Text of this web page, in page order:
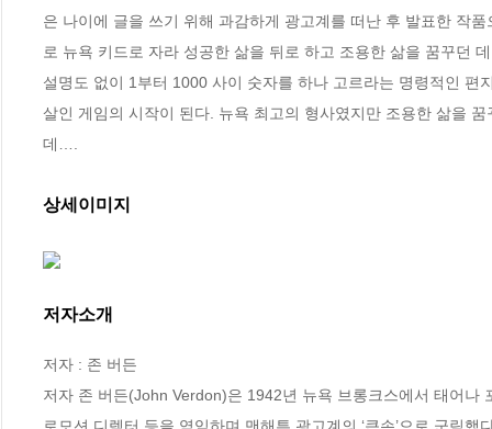
은 나이에 글을 쓰기 위해 과감하게 광고계를 떠난 후 발표한 작
로 뉴욕 키드로 자라 성공한 삶을 뒤로 하고 조용한 삶을 꿈꾸던
설명도 없이 1부터 1000 사이 숫자를 하나 고르라는 명령적인
살인 게임의 시작이 된다. 뉴욕 최고의 형사였지만 조용한 삶을
데….
상세이미지
저자소개
저자 : 존 버든
저자 존 버든(John Verdon)은 1942년 뉴욕 브롱크스에서 태어
로모션 디렉터 등을 역임하며 맨해튼 광고계의 ‘큰손’으로 군림